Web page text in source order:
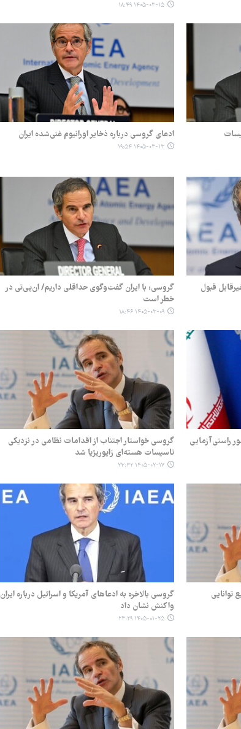
۱۴۰۵-۰۳-۱۵ ۱۸:۴۹
ادعای گروسی درباره ذخایر اورانیوم غنی‌شده ایران
۱۴۰۵-۰۳-۱۳ ۱۹:۵۴
قبول
گروسی: با ایران گفت‌وگوی حداقلی داریم/ ان‌پی‌تی در
خطر است
۱۴۰۵-۰۳-۰۹ ۱۸:۴۶
راستی‌آزمایی
گروسی خواستار اجتناب از اقدامات نظامی در نزدیکی
تاسیسات هسته‌ای زاپوریژیا شد
۱۴۰۵-۰۲-۱۷ ۲۳:۳۲
گروسی بالاخره به ادعاهای آمریکا و اسرائیل درباره ایران
واکنش نشان داد
۱۴۰۵-۰۱-۲۵ ۲۳:۲۹